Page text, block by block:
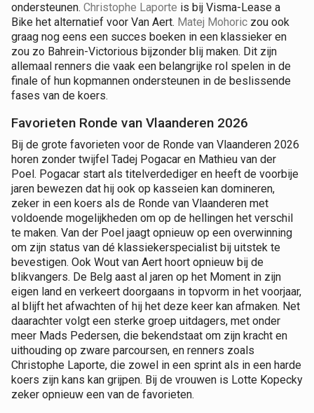
ondersteunen. Christophe Laporte is bij Visma-Lease a
Bike het alternatief voor Van Aert. Matej Mohoric zou ook
graag nog eens een succes boeken in een klassieker en
zou zo Bahrein-Victorious bijzonder blij maken. Dit zijn
allemaal renners die vaak een belangrijke rol spelen in de
finale of hun kopmannen ondersteunen in de beslissende
fases van de koers.
Favorieten Ronde van Vlaanderen 2026
Bij de grote favorieten voor de Ronde van Vlaanderen 2026
horen zonder twijfel Tadej Pogacar en Mathieu van der
Poel. Pogacar start als titelverdediger en heeft de voorbije
jaren bewezen dat hij ook op kasseien kan domineren,
zeker in een koers als de Ronde van Vlaanderen met
voldoende mogelijkheden om op de hellingen het verschil
te maken. Van der Poel jaagt opnieuw op een overwinning
om zijn status van dé klassiekerspecialist bij uitstek te
bevestigen. Ook Wout van Aert hoort opnieuw bij de
blikvangers. De Belg aast al jaren op het Moment in zijn
eigen land en verkeert doorgaans in topvorm in het voorjaar,
al blijft het afwachten of hij het deze keer kan afmaken. Net
daarachter volgt een sterke groep uitdagers, met onder
meer Mads Pedersen, die bekendstaat om zijn kracht en
uithouding op zware parcoursen, en renners zoals
Christophe Laporte, die zowel in een sprint als in een harde
koers zijn kans kan grijpen. Bij de vrouwen is Lotte Kopecky
zeker opnieuw een van de favorieten.